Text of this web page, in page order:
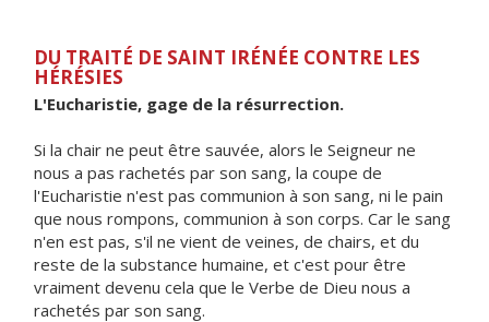
DU TRAITÉ DE SAINT IRÉNÉE CONTRE LES
HÉRÉSIES
L'Eucharistie, gage de la résurrection.
Si la chair ne peut être sauvée, alors le Seigneur ne
nous a pas rachetés par son sang, la coupe de
l'Eucharistie n'est pas communion à son sang, ni le pain
que nous rompons, communion à son corps. Car le sang
n'en est pas, s'il ne vient de veines, de chairs, et du
reste de la substance humaine, et c'est pour être
vraiment devenu cela que le Verbe de Dieu nous a
rachetés par son sang.